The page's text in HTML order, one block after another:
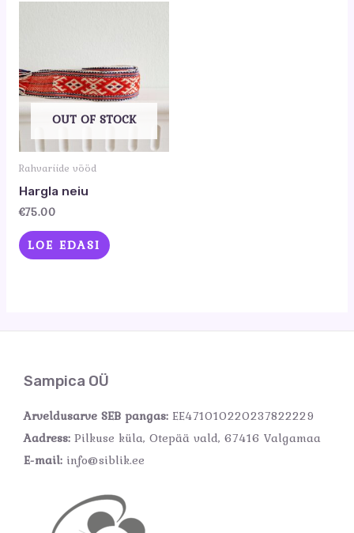
OUT OF STOCK
Rahvariide vööd
Hargla neiu
€75.00
LOE EDASI
Sampica OÜ
Arveldusarve SEB pangas: EE471010220237822229
Aadress: Pilkuse küla, Otepää vald, 67416 Valgamaa
E-mail: info@siblik.ee